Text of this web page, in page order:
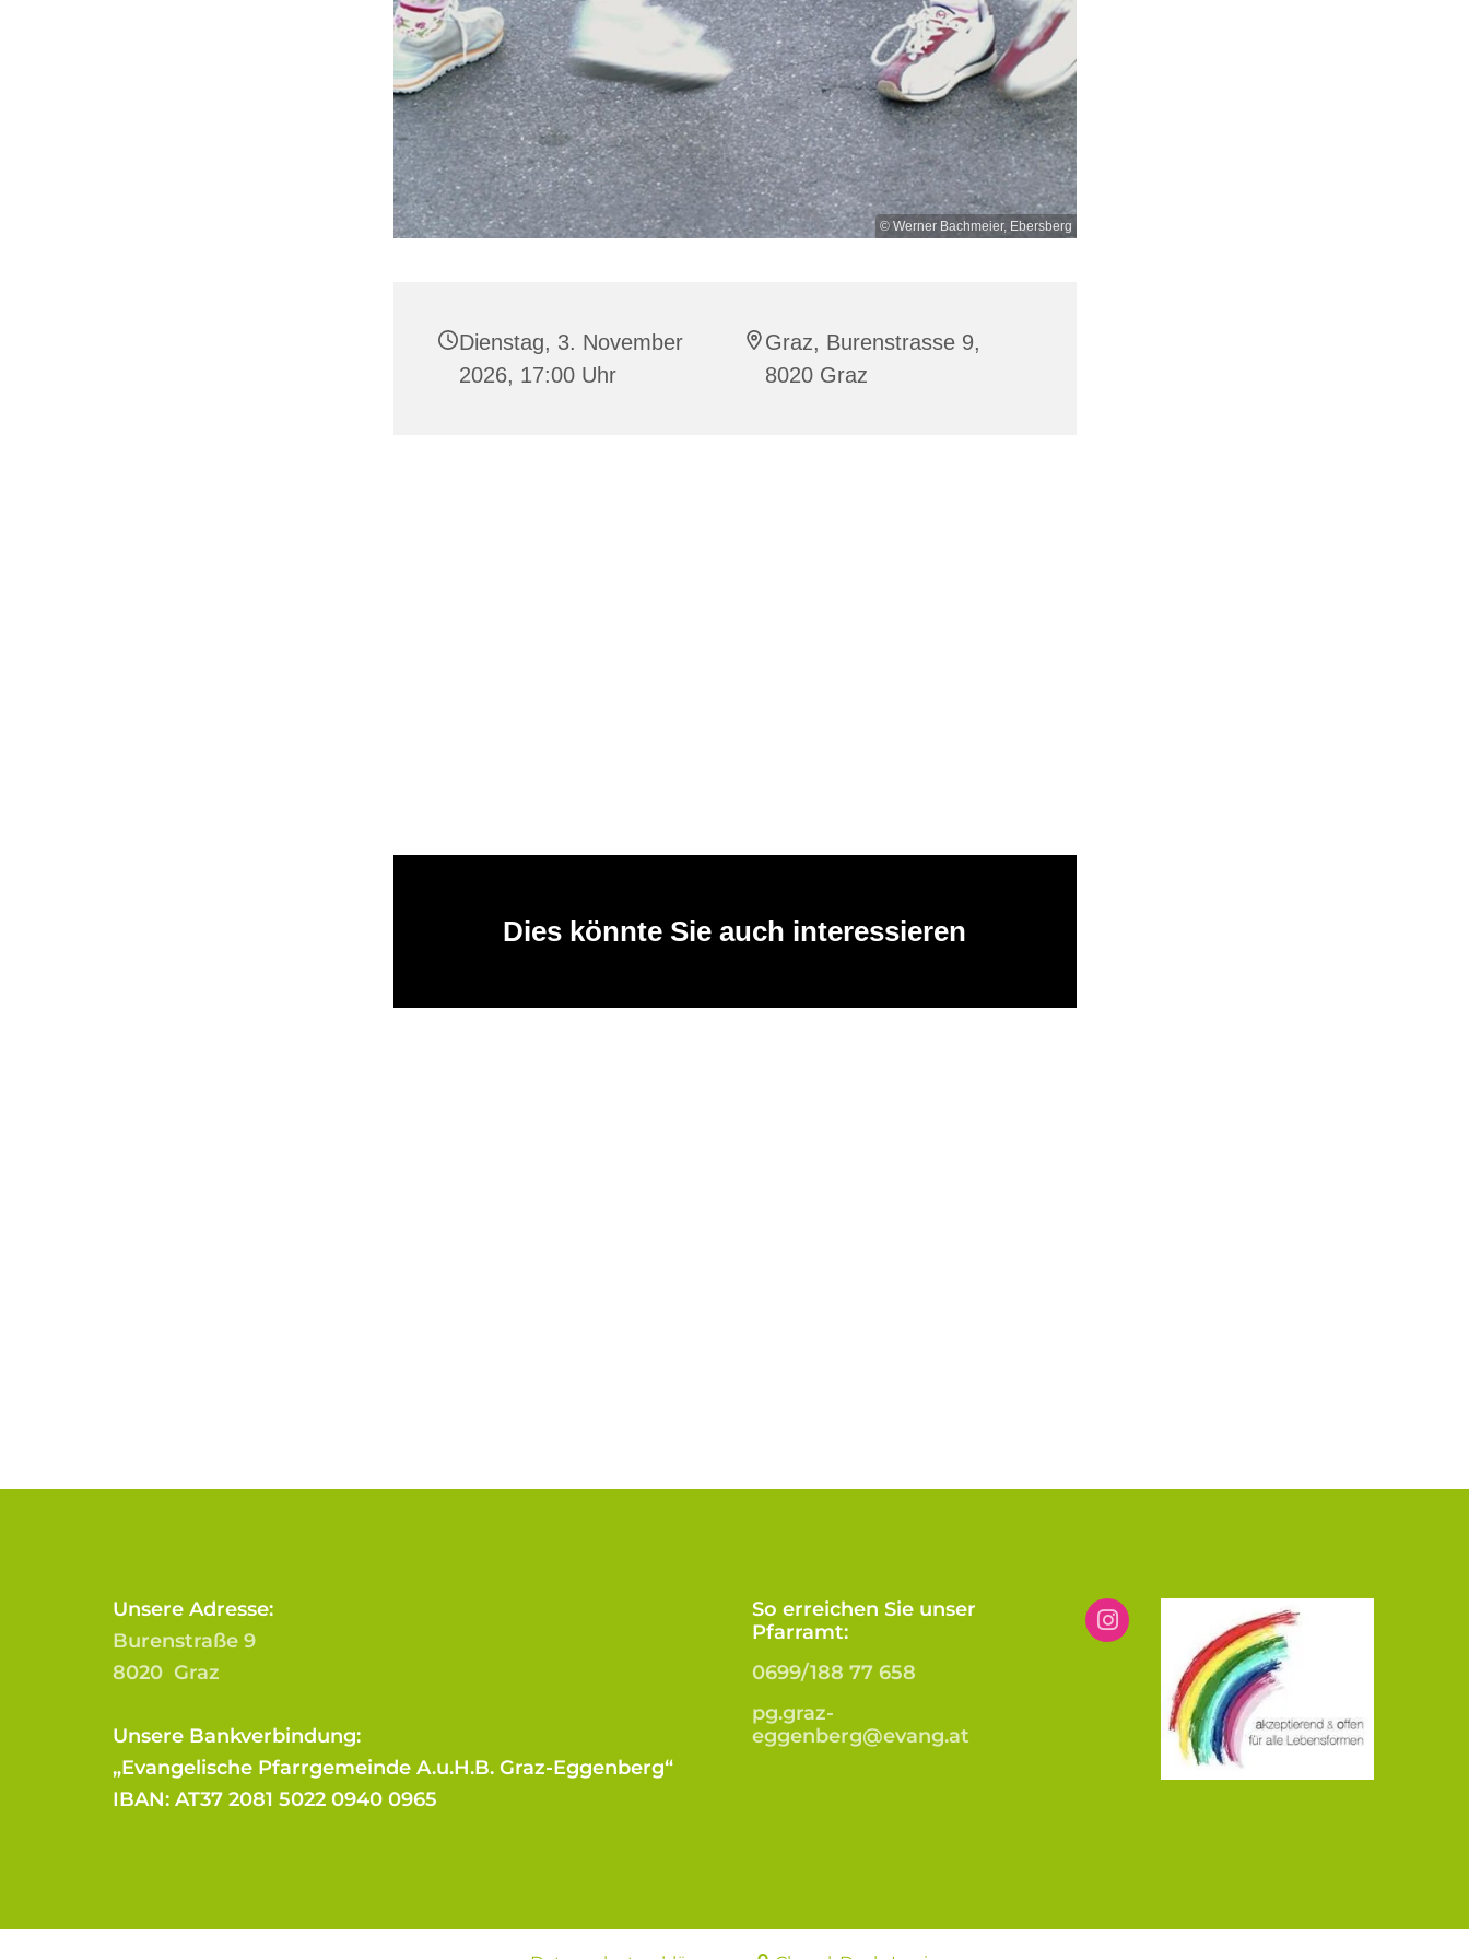
© Werner Bachmeier, Ebersberg
Dienstag, 3. November
2026, 17:00 Uhr
Graz, Burenstrasse 9,
8020 Graz
Dies könnte Sie auch interessieren
Unsere Adresse:
Burenstraße 9
8020 Graz
Unsere Bankverbindung:
„Evangelische Pfarrgemeinde A.u.H.B. Graz-Eggenberg“
IBAN: AT37 2081 5022 0940 0965
So erreichen Sie unser
Pfarramt:
0699/188 77 658
pg.graz-
eggenberg@evang.at